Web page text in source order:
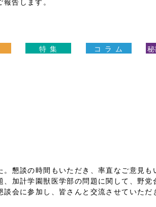
告します。
特 集 コ ラ ム 秘
懇談の時間もいただき、率直なご意見も
加計学園獣医学部の問題に関して、野党
会に参加し、皆さんと交流させていただ